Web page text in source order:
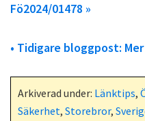
Fö2024/01478 »
• Tidigare bloggpost:
Arkiverad under: Länktips,
Säkerhet, Storebror,